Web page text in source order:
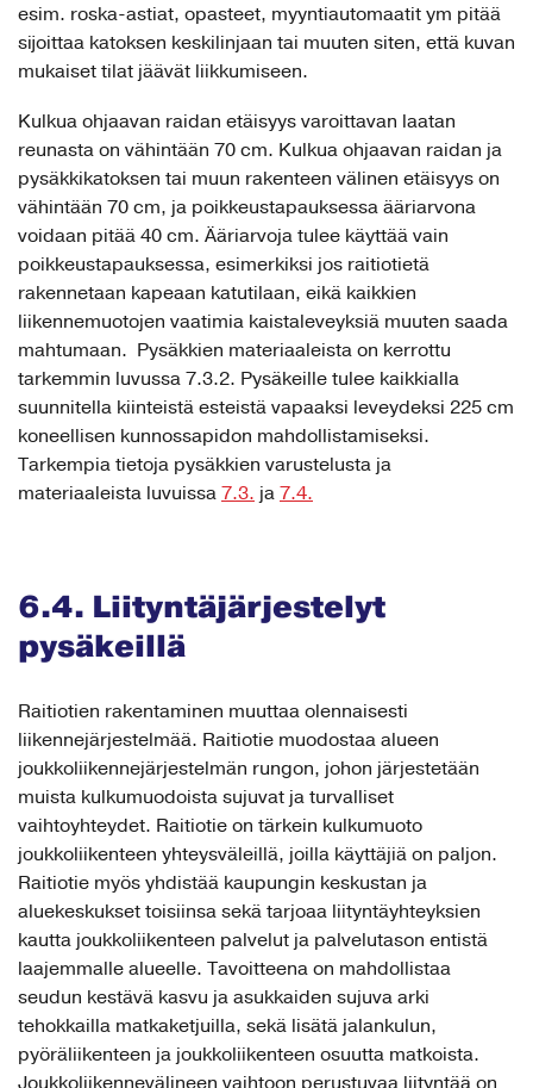
esim. roska-astiat, opasteet, myyntiautomaatit ym pitää
sijoittaa katoksen keskilinjaan tai muuten siten, että kuvan
mukaiset tilat jäävät liikkumiseen.
Kulkua ohjaavan raidan etäisyys varoittavan laatan
reunasta on vähintään 70 cm. Kulkua ohjaavan raidan ja
pysäkkikatoksen tai muun rakenteen välinen etäisyys on
vähintään 70 cm, ja poikkeustapauksessa ääriarvona
voidaan pitää 40 cm. Ääriarvoja tulee käyttää vain
poikkeustapauksessa, esimerkiksi jos raitiotietä
rakennetaan kapeaan katutilaan, eikä kaikkien
liikennemuotojen vaatimia kaistaleveyksiä muuten saada
mahtumaan. Pysäkkien materiaaleista on kerrottu
tarkemmin luvussa 7.3.2. Pysäkeille tulee kaikkialla
suunnitella kiinteistä esteistä vapaaksi leveydeksi 225 cm
koneellisen kunnossapidon mahdollistamiseksi.
Tarkempia tietoja pysäkkien varustelusta ja
materiaaleista luvuissa 7.3. ja 7.4.
6.4. Liityntäjärjestelyt
pysäkeillä
Raitiotien rakentaminen muuttaa olennaisesti
liikennejärjestelmää. Raitiotie muodostaa alueen
joukkoliikennejärjestelmän rungon, johon järjestetään
muista kulkumuodoista sujuvat ja turvalliset
vaihtoyhteydet. Raitiotie on tärkein kulkumuoto
joukkoliikenteen yhteysväleillä, joilla käyttäjiä on paljon.
Raitiotie myös yhdistää kaupungin keskustan ja
aluekeskukset toisiinsa sekä tarjoaa liityntäyhteyksien
kautta joukkoliikenteen palvelut ja palvelutason entistä
laajemmalle alueelle. Tavoitteena on mahdollistaa
seudun kestävä kasvu ja asukkaiden sujuva arki
tehokkailla matkaketjuilla, sekä lisätä jalankulun,
pyöräliikenteen ja joukkoliikenteen osuutta matkoista.
Joukkoliikennevälineen vaihtoon perustuvaa liityntää on